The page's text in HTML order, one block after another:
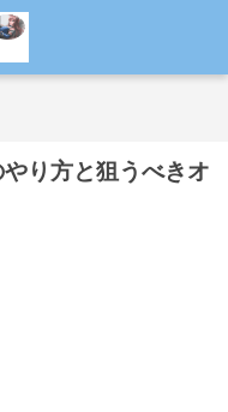
やり方と狙うべきオ